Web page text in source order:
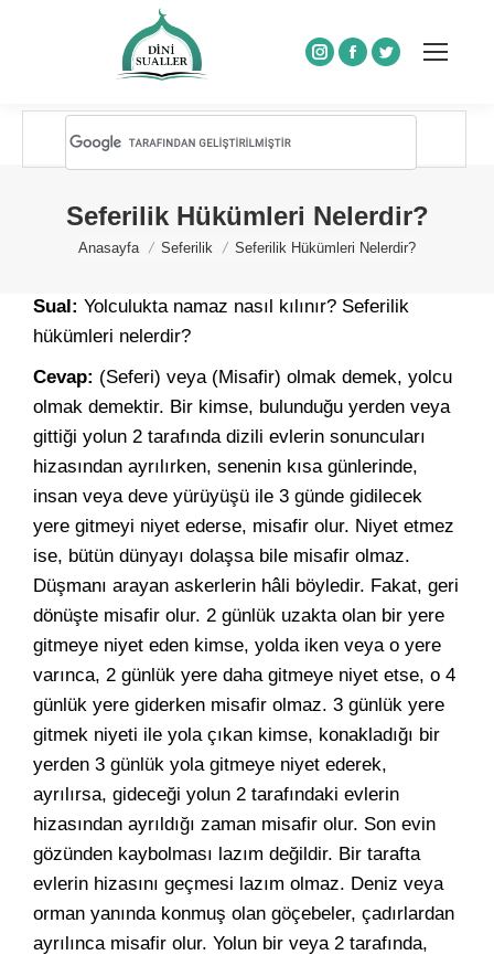
Instagram
Facebook
Twitter
Seferilik Hükümleri Nelerdir?
You are here:
Anasayfa Seferilik Seferilik Hükümleri Nelerdir?
Sual: Yolculukta namaz nasıl kılınır? Seferilik
hükümleri nelerdir?
Cevap: (Seferi) veya (Misafir) olmak demek, yolcu
olmak demektir. Bir kimse, bulunduğu yerden veya
gittiği yolun 2 tarafında dizili evlerin sonuncuları
hizasından ayrılırken, senenin kısa günlerinde,
insan veya deve yürüyüşü ile 3 günde gidilecek
yere gitmeyi niyet ederse, misafir olur. Niyet etmez
ise, bütün dünyayı dolaşsa bile misafir olmaz.
Düşmanı arayan askerlerin hâli böyledir. Fakat, geri
dönüşte misafir olur. 2 günlük uzakta olan bir yere
gitmeye niyet eden kimse, yolda iken veya o yere
varınca, 2 günlük yere daha gitmeye niyet etse, o 4
günlük yere giderken misafir olmaz. 3 günlük yere
gitmek niyeti ile yola çıkan kimse, konakladığı bir
yerden 3 günlük yola gitmeye niyet ederek,
ayrılırsa, gideceği yolun 2 tarafındaki evlerin
hizasından ayrıldığı zaman misafir olur. Son evin
gözünden kaybolması lazım değildir. Bir tarafta
evlerin hizasını geçmesi lazım olmaz. Deniz veya
orman yanında konmuş olan göçebeler, çadırlardan
ayrılınca misafir olur. Yolun bir veya 2 tarafında,